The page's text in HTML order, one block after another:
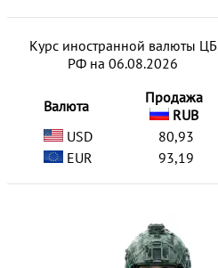
Курс иностранной валюты ЦБ
РФ на 06.08.2026
Валюта
Продажа
RUB
USD
80,93
EUR
93,19